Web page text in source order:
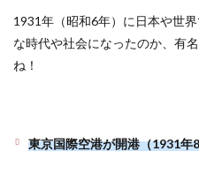
1931年（昭和6年）に日本や世
な時代や社会になったのか、有
ね！
東京国際空港が開港（1931年